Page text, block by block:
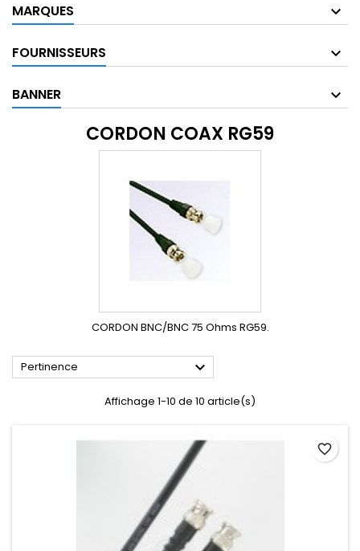
MARQUES
FOURNISSEURS
BANNER
CORDON COAX RG59
CORDON BNC/BNC 75 Ohms RG59.
Pertinence 
Affichage 1-10 de 10 article(s)
favorite_border